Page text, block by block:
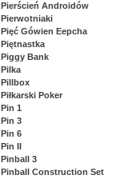
Pierścień Androidów
Pierwotniaki
Pięć Gówien Eepcha
Piętnastka
Piggy Bank
Pilka
Pillbox
Piłkarski Poker
Pin 1
Pin 3
Pin 6
Pin II
Pinball 3
Pinball Construction Set